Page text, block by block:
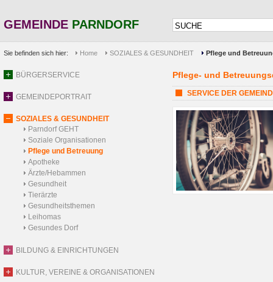
GEMEINDE PARNDORF
Sie befinden sich hier: Home SOZIALES & GESUNDHEIT Pflege und
BÜRGERSERVICE
GEMEINDEPORTRAIT
SOZIALES & GESUNDHEIT
Parndorf GEHT
Soziale Organisationen
Pflege und Betreuung
Apotheke
Ärzte/Hebammen
Gesundheit
Tierärzte
Gesundheitsthemen
Leihomas
Gesundes Dorf
BILDUNG & EINRICHTUNGEN
KULTUR, VEREINE & ORGANISATIONEN
Pflege- und
SERVICE DER